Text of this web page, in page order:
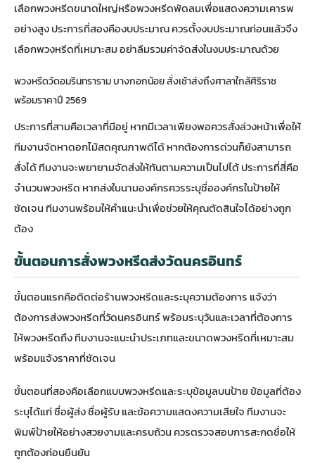
เลือกพวงหรีดขนาดใหญ่หรือพวงหรีดพัดลมเพื่อแสดงความเคารพ
อย่างสูง ประการที่สองคืองบประมาณ ควรตั้งงบประมาณก่อนแล้วจึง
เลือกพวงหรีดที่เหมาะสม อย่าลืมรวมค่าจัดส่งในงบประมาณด้วย
พวงหรีดวัดอมรินทราราม บางกอกน้อย สั่งเช้าส่งถึงศาลาใกล้ศิริราช
พร้อมราคาปี 2569
ประการที่สามคือเวลาที่มีอยู่ หากมีเวลาเพียงพอควรสั่งล่วงหน้าเพื่อให้
ทีมงานจัดหาดอกไม้สดคุณภาพดีได้ หากต้องการด่วนก็ยังสามารถ
สั่งได้ ทีมงานจะพยายามจัดส่งให้ทันตามความเป็นไปได้ ประการที่สี่คือ
จำนวนพวงหรีด หากส่งในนามองค์กรควรระบุชื่อองค์กรในป้ายให้
ชัดเจน ทีมงานพร้อมให้คำแนะนำเพื่อช่วยให้คุณตัดสินใจได้อย่างถูก
ต้อง
ขั้นตอนการสั่งพวงหรีดส่งวัดนครอินทร์
ขั้นตอนแรกคือติดต่อร้านพวงหรีดและระบุความต้องการ แจ้งว่า
ต้องการส่งพวงหรีดที่วัดนครอินทร์ พร้อมระบุวันและเวลาที่ต้องการ
ให้พวงหรีดถึง ทีมงานจะแนะนำประเภทและขนาดพวงหรีดที่เหมาะสม
พร้อมแจ้งราคาที่ชัดเจน
ขั้นตอนที่สองคือเลือกแบบพวงหรีดและระบุข้อมูลบนป้าย ข้อมูลที่ต้อง
ระบุได้แก่ ชื่อผู้ส่ง ชื่อผู้รับ และข้อความแสดงความเสียใจ ทีมงานจะ
พิมพ์ป้ายให้อย่างสวยงามและครบถ้วน ควรตรวจสอบการสะกดชื่อให้
ถูกต้องก่อนยืนยัน